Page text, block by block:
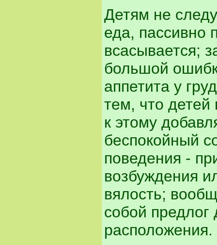
Детям не
еда, пассивно
всасывается;
большой
аппетита у
тем, что детей
к этому
беспокойный
поведения -
возбуждения
вялость;
собой предлог
расположения.